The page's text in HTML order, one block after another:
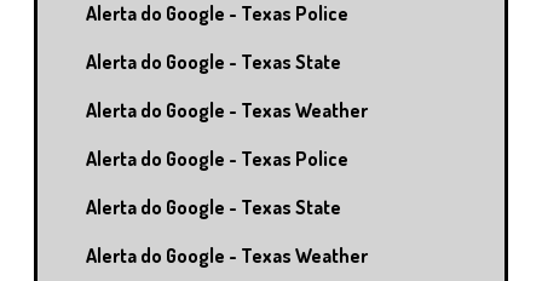
Alerta do Google - Texas Police
Alerta do Google - Texas State
Alerta do Google - Texas Weather
Alerta do Google - Texas Police
Alerta do Google - Texas State
Alerta do Google - Texas Weather